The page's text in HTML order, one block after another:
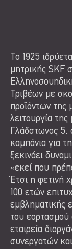
Το 1925
μητρικής SKF
Τριβέων με
προϊόντων της
λειτουργία
Γλάδστωνος 5,
καμπάνια για
ξεκινάει
«εκεί που
Έτσι η φετινή
100 ετών
εμβληματικής
του εορτασμού
εταιρεία
συνεργατών